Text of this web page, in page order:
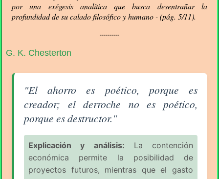
por una exégesis analítica que busca desentrañar la
profundidad de su calado filosófico y humano - (pág. 5/11).
----------
G. K. Chesterton
Aforismo sobre el Consumismo (pág. 5/11) - G. K.
"El ahorro es poético, porque es
creador; el derroche no es poético,
porque es destructor."
Explicación y análisis: La contención
económica permite la posibilidad de
proyectos futuros, mientras que el gasto